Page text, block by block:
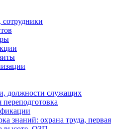
должности служащих
знаний: охрана труда, первая